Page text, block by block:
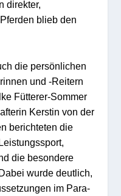
direkter,
blieb den
die persönlichen
und -Reitern
Fütterer-Sommer
Kerstin von der
berichteten die
die besondere
wurde deutlich,
im Para-